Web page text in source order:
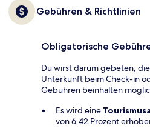
Gebühren & Richtlinien
Obligatorische
Du wirst darum gebeten,
Unterkunft beim Check-in
Gebühren beinhalten
Es wird eine
von 6.42 Prozent